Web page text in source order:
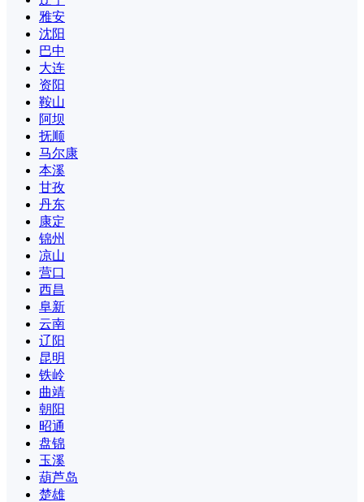
雅安
沈阳
巴中
大连
资阳
鞍山
阿坝
抚顺
马尔康
本溪
甘孜
丹东
康定
锦州
凉山
营口
西昌
阜新
云南
辽阳
昆明
铁岭
曲靖
朝阳
昭通
盘锦
玉溪
葫芦岛
楚雄